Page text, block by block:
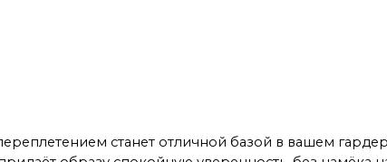
станет отличной базой в вашем